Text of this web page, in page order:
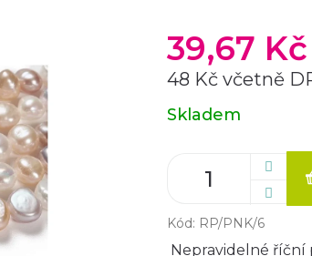
39,67 Kč
48 Kč včetně
Měrná
cena:
Skladem
Kód: RP/PNK/6
Nepravidelné říční